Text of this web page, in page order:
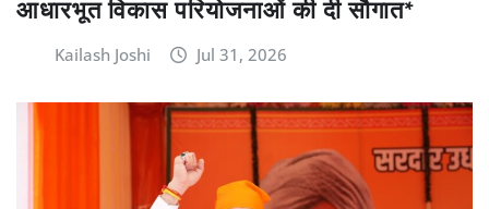
आधारभूत विकास परियोजनाओं की दी सौगात*
Kailash Joshi Jul 31, 2026